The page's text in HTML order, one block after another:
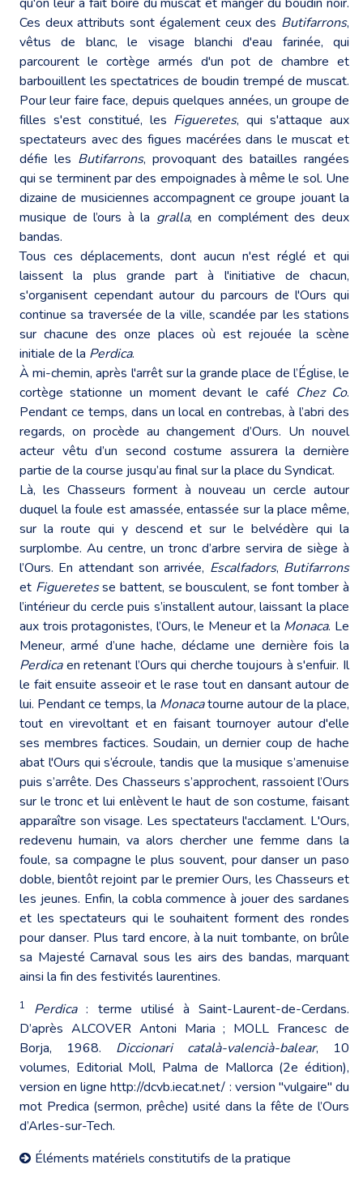
Ces deux attributs sont également ceux des Butifarrons,
vêtus de blanc, le visage blanchi d'eau farinée, qui
parcourent le cortège armés d'un pot de chambre et
barbouillent les spectatrices de boudin trempé de muscat.
Pour leur faire face, depuis quelques années, un groupe de
filles s'est constitué, les Figueretes, qui s'attaque aux
spectateurs avec des figues macérées dans le muscat et
défie les Butifarrons, provoquant des batailles rangées
qui se terminent par des empoignades à même le sol. Une
dizaine de musiciennes accompagnent ce groupe jouant la
musique de l’ours à la gralla, en complément des deux
bandas.
Tous ces déplacements, dont aucun n'est réglé et qui
laissent la plus grande part à l'initiative de chacun,
s'organisent cependant autour du parcours de l'Ours qui
continue sa traversée de la ville, scandée par les stations
sur chacune des onze places où est rejouée la scène
initiale de la Perdica.
À mi-chemin, après l'arrêt sur la grande place de l’Église, le
cortège stationne un moment devant le café Chez Co.
Pendant ce temps, dans un local en contrebas, à l’abri des
regards, on procède au changement d’Ours. Un nouvel
acteur vêtu d’un second costume assurera la dernière
partie de la course jusqu’au final sur la place du Syndicat.
Là, les Chasseurs forment à nouveau un cercle autour
duquel la foule est amassée, entassée sur la place même,
sur la route qui y descend et sur le belvédère qui la
surplombe. Au centre, un tronc d’arbre servira de siège à
l’Ours. En attendant son arrivée, Escalfadors, Butifarrons
et Figueretesse battent, se bousculent, se font tomber à
l’intérieur du cercle puis s’installent autour, laissant la place
aux trois protagonistes, l’Ours, le Meneur et la Monaca. Le
Meneur, armé d’une hache, déclame une dernière fois la
Perdicaen retenant l’Ours qui cherche toujours à s'enfuir. Il
le fait ensuite asseoir et le rase tout en dansant autour de
lui. Pendant ce temps, la Monacatourne autour de la place,
tout en virevoltant et en faisant tournoyer autour d'elle
ses membres factices. Soudain, un dernier coup de hache
abat l'Ours qui s’écroule, tandis que la musique s’amenuise
puis s’arrête. Des Chasseurs s’approchent, rassoient l’Ours
sur le tronc et lui enlèvent le haut de son costume, faisant
apparaître son visage. Les spectateurs l'acclament. L'Ours,
redevenu humain, va alors chercher une femme dans la
foule, sa compagne le plus souvent, pour danser un paso
doble, bientôt rejoint par le premier Ours, les Chasseurs et
les jeunes. Enfin, la cobla commence à jouer des sardanes
et les spectateurs qui le souhaitent forment des rondes
pour danser. Plus tard encore, à la nuit tombante, on brûle
sa Majesté Carnaval sous les airs des bandas, marquant
ainsi la fin des festivités laurentines.
1 Perdica: terme utilisé à Saint-Laurent-de-Cerdans.
D’après ALCOVER Antoni Maria ; MOLL Francesc de
Borja, 1968. Diccionari català-valencià-balear, 10
volumes, Editorial Moll, Palma de Mallorca (2e édition),
version en lignehttp://dcvb.iecat.net/ : version "vulgaire" du
mot Predica (sermon, prêche) usité dans la fête de l’Ours
d’Arles-sur-Tech.
Éléments matériels constitutifs de la pratique